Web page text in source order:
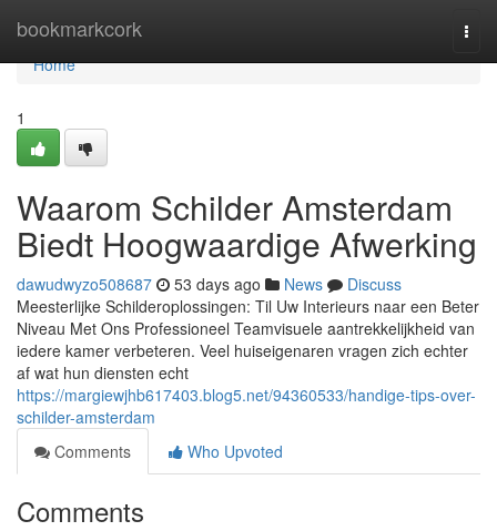
bookmarkcork
Home
Home
1
Waarom Schilder Amsterdam
Biedt Hoogwaardige Afwerking
dawudwyzo508687 53 days ago News
Discuss
Meesterlijke Schilderoplossingen: Til Uw Interieurs naar een Beter
Niveau Met Ons Professioneel Teamvisuele aantrekkelijkheid van
iedere kamer verbeteren. Veel huiseigenaren vragen zich echter
af wat hun diensten echt
https://margiewjhb617403.blog5.net/94360533/handige-tips-over-
schilder-amsterdam
Comments
Who Upvoted
Comments